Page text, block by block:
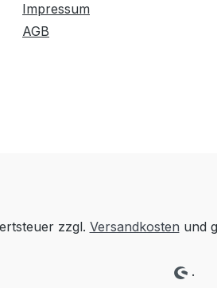
Impressum
AGB
zzgl. Versandkosten und
.